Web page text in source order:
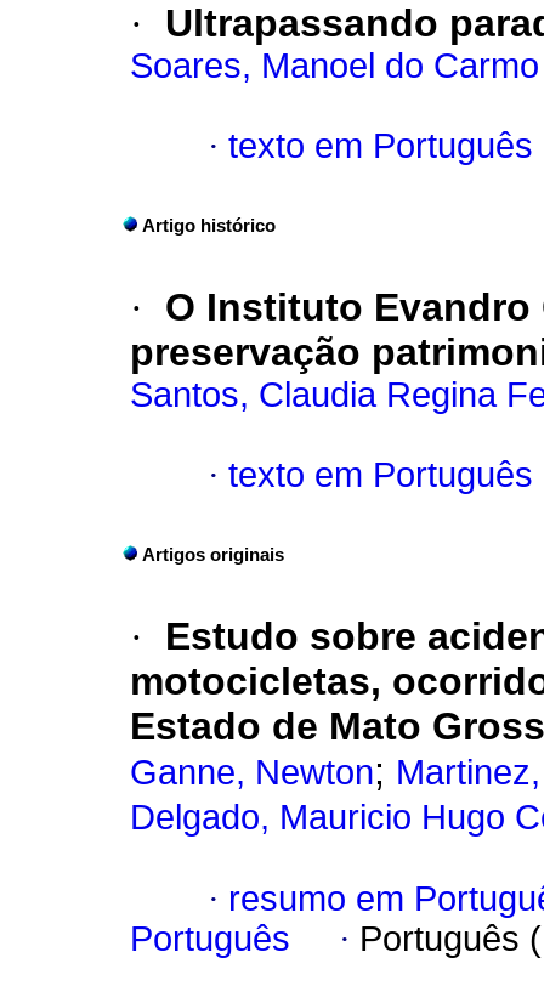
· Ultrapassando
Soares, Manoel do
· texto em Português
Artigo histórico
·
O Instituto Evandro
preservação
Santos, Claudia Regina
· texto em Português
Artigos originais
·
Estudo sobre
motocicletas,
Estado de Mato
Ganne, Newton;
Delgado, Mauricio Hugo
· resumo em
Português
· Português